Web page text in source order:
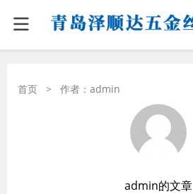
首页 > 作者：admin
admin的文章